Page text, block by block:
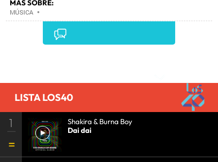
MÁS SOBRE:
MÚSICA •
LISTA LOS40
1
Shakira & Burna Boy
Dai dai